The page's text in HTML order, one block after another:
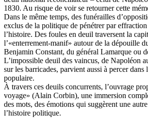
1830. Au risque de voir se retourner cette
Dans le même temps, des funérailles
exclus de la politique de pénétrer par
l’histoire. Des foules en deuil traversent la
l’«enterrement-manif» autour de la dépouille
Benjamin Constant, du général Lamarque ou
L’impossible deuil des vaincus, de Napoléon
sur les barricades, parvient aussi à percer dans
populaire.
À travers ces deuils concurrents, l’ouvrage
voyage» (Alain Corbin), une immersion
des mots, des émotions qui suggèrent une
l’histoire politique.